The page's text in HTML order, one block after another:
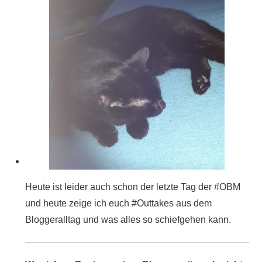
Heute ist leider auch schon der letzte Tag der #OBM
und heute zeige ich euch #Outtakes aus dem
Bloggeralltag und was alles so schiefgehen kann.